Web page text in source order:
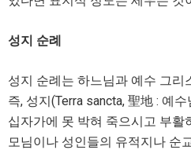
성지 순례
성지 순례는 하느님과 예수 그
즉, 성지(Terra sancta, 聖地 : 예
십자가에 못 박혀 죽으시고 부활
모님이나 성인들의 유적지나 순